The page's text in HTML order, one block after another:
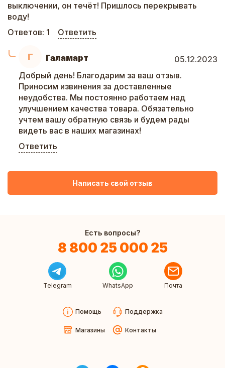
выключении, он течёт! Пришлось перекрывать
воду!
Ответов: 1 Ответить
Г Галамарт
05.12.2023
Добрый день! Благодарим за ваш отзыв.
Приносим извинения за доставленные
неудобства. Мы постоянно работаем над
улучшением качества товара. Обязательно
учтем вашу обратную связь и будем рады
видеть вас в наших магазинах!
Ответить
Написать свой отзыв
Есть вопросы?
8 800 25 000 25
Telegram WhatsApp Почта
Помощь Поддержка
Магазины Контакты